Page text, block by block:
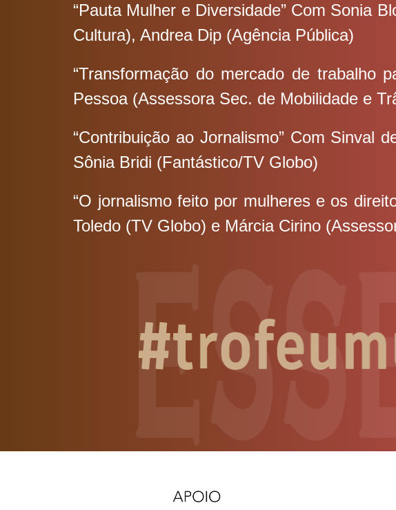
“Pauta Mulher e Diversidade” Com Sonia
Cultura), Andrea Dip (Agência Pública)
“Transformação do mercado de trabalho
Pessoa (Assessora Sec. de Mobilidade e
“Contribuição ao Jornalismo” Com Sinval
Sônia Bridi (Fantástico/TV Globo)
“O jornalismo feito por mulheres e os
Toledo (TV Globo) e Márcia Cirino